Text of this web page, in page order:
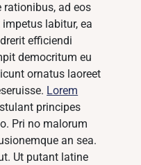
rationibus, ad eos
labitur, ea
efficiendi
democritum eu
ornatus laoreet
Lorem
principes
Pri no malorum
an sea.
Ut putant latine